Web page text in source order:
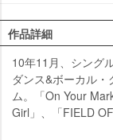
作品詳細
10年11月、シング
ダンス&ボーカル
ム。「On Your
Girl」、「FIELD